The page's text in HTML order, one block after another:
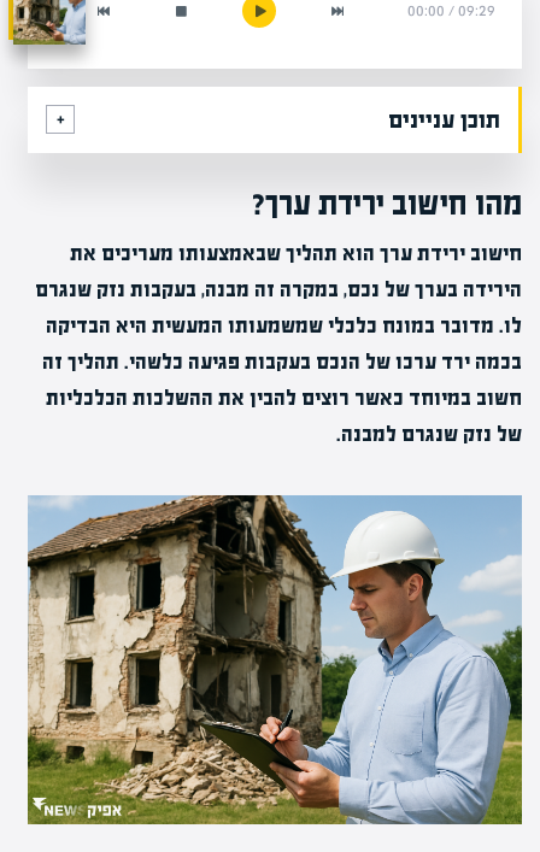
09:29
/
00:00
תוכן עניינים
מהו חישוב ירידת ערך?
חישוב ירידת ערך הוא תהליך שבאמצעותו מעריכים את
הירידה בערך של נכס, במקרה זה מבנה, בעקבות נזק שנגרם
לו. מדובר במונח כלכלי שמשמעותו המעשית היא הבדיקה
בכמה ירד ערכו של הנכס בעקבות פגיעה כלשהי. תהליך זה
חשוב במיוחד כאשר רוצים להבין את ההשלכות הכלכליות
של נזק שנגרם למבנה.